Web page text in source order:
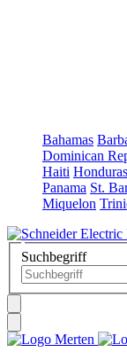
Bahamas
Dominican
Haiti Honduras
Panama St.
Miquelon
Suchbegriff